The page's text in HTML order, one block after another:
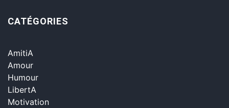
CATÉGORIES
AmitiA
Amour
Humour
LibertA
Motivation